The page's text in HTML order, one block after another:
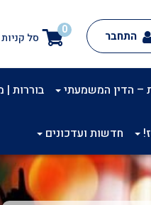
0
סל קניות התחבר
– הדין המשמעתי בוררות |
חדשות ועדכונים